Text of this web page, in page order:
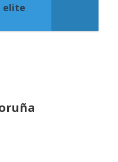
elite